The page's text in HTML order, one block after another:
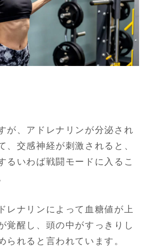
が、アドレナリンが分泌され
、交感神経が刺激されると、
るいわば戦闘モードに入るこ
レナリンによって血糖値が上
覚醒し、頭の中がすっきりし
られると言われています。